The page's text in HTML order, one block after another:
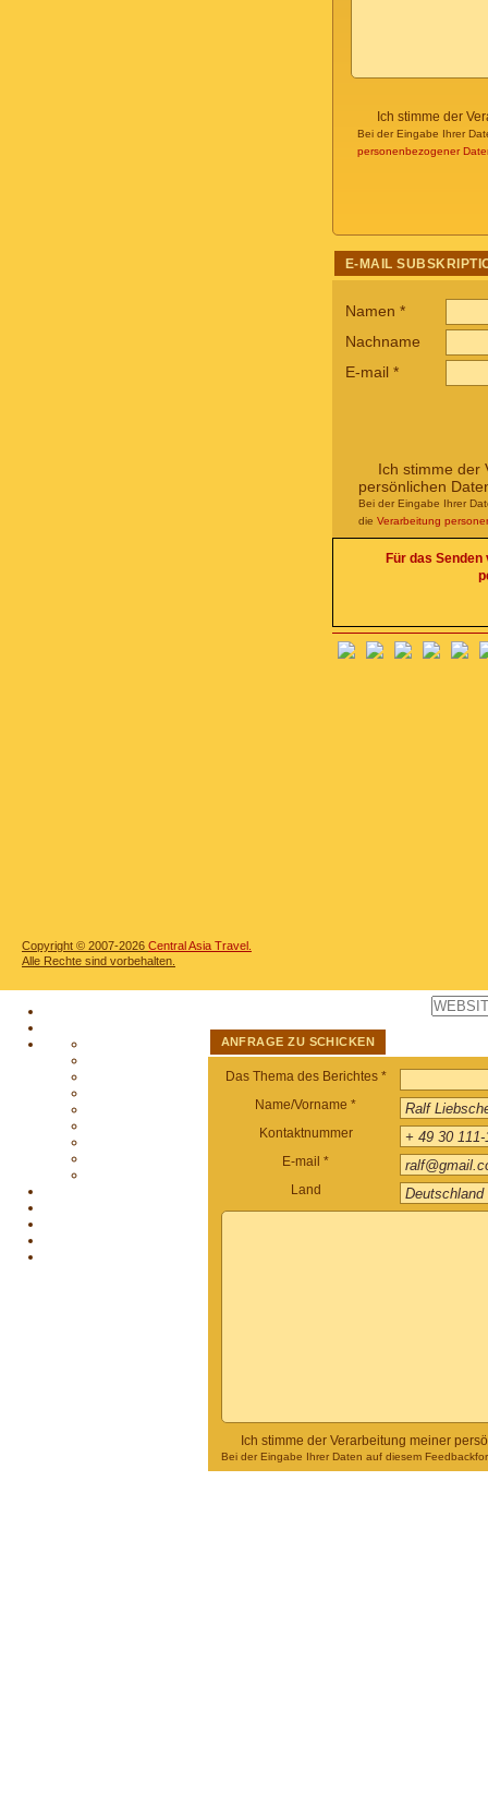
Ich stimme der
Bei der Eingabe Ihrer
personenbezogener
E-MAIL
Namen *
Nachname
E-mail *
Ich stimme der
persönlichen
Bei der Eingabe Ihrer
die Verarbeitung
Für das
Copyright © 2007-2026 Central Asia Travel.
Alle Rechte sind vorbehalten.
ANFRAGE ZU SCHICKEN
Das Thema des Berichtes *
Name/Vorname *
Kontaktnummer
E-mail *
Land
Ich stimme der Verarbeitung meiner
Bei der Eingabe Ihrer Daten auf diesem